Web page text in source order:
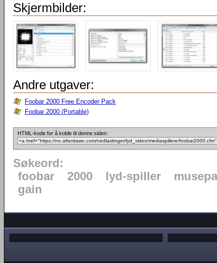
Skjermbilder:
Andre utgaver:
Foobar 2000 Free Encoder Pack
Foobar 2000 (Portable)
HTML-kode for å koble til denne siden:
Søkeord:
foobar
2000 lyd-spiller
gain